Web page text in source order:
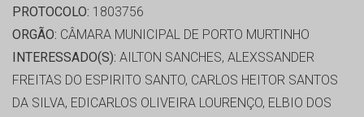
PROTOCOLO: 1803756
ORGÃO: CÂMARA MUNICIPAL DE PORTO MURTINHO
INTERESSADO(S): AILTON SANCHES, ALEXSSANDER
FREITAS DO ESPIRITO SANTO, CARLOS HEITOR SANTOS
DA SILVA, EDICARLOS OLIVEIRA LOURENÇO, ELBIO DOS